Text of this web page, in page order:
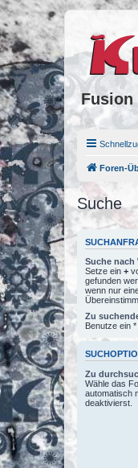
Fusion
Foren-
Suche
Suche nach
Setze ein +
gefunden
wenn nur
Zu
Benutze ein
Zu
Wähle das
automatisch
deaktivierst.